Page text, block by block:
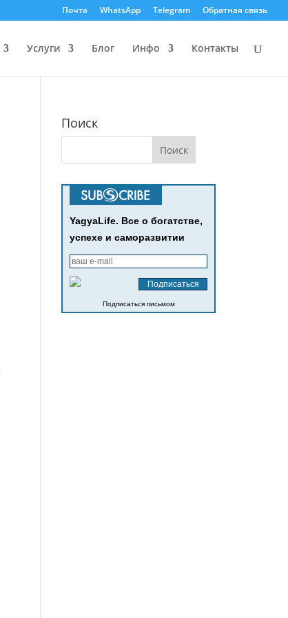
Почта WhatsApp Telegram Обратная связь
Услуги Блог Инфо Контакты
Поиск
YagyaLife. Все о богатстве,
успехе и саморазвитии
Подписаться письмом